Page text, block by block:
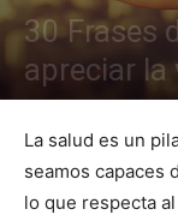
30 Frases
apreciar la
La salud es un
seamos capaces
lo que respecta